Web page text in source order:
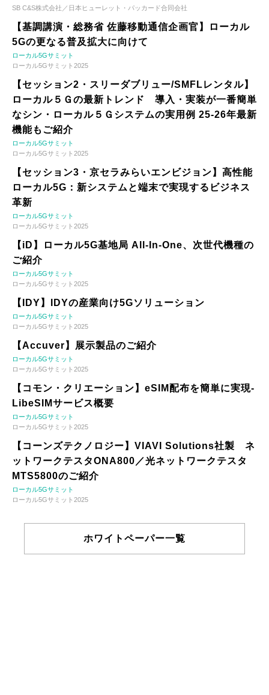
SB C&S株式会社／日本ヒューレット・パッカード合同会社
【基調講演・総務省 佐藤移動通信企画官】ローカル
5Gの更なる普及拡大に向けて
ローカル5Gサミット
ローカル5Gサミット2025
【セッション2・スリーダブリュー/SMFLレンタル】
ローカル５Ｇの最新トレンド 導入・実装が一番簡単
なシン・ローカル５Ｇシステムの実用例 25-26年最新
機能もご紹介
ローカル5Gサミット
ローカル5Gサミット2025
【セッション3・京セラみらいエンビジョン】高性能
ローカル5G：新システムと端末で実現するビジネス
革新
ローカル5Gサミット
ローカル5Gサミット2025
【iD】ローカル5G基地局 All-In-One、次世代機種の
ご紹介
ローカル5Gサミット
ローカル5Gサミット2025
【IDY】IDYの産業向け5Gソリューション
ローカル5Gサミット
ローカル5Gサミット2025
【Accuver】展示製品のご紹介
ローカル5Gサミット
ローカル5Gサミット2025
【コモン・クリエーション】eSIM配布を簡単に実現-
LibeSIMサービス概要
ローカル5Gサミット
ローカル5Gサミット2025
【コーンズテクノロジー】VIAVI Solutions社製 ネ
ットワークテスタONA800／光ネットワークテスタ
MTS5800のご紹介
ローカル5Gサミット
ローカル5Gサミット2025
ホワイトペーパー一覧